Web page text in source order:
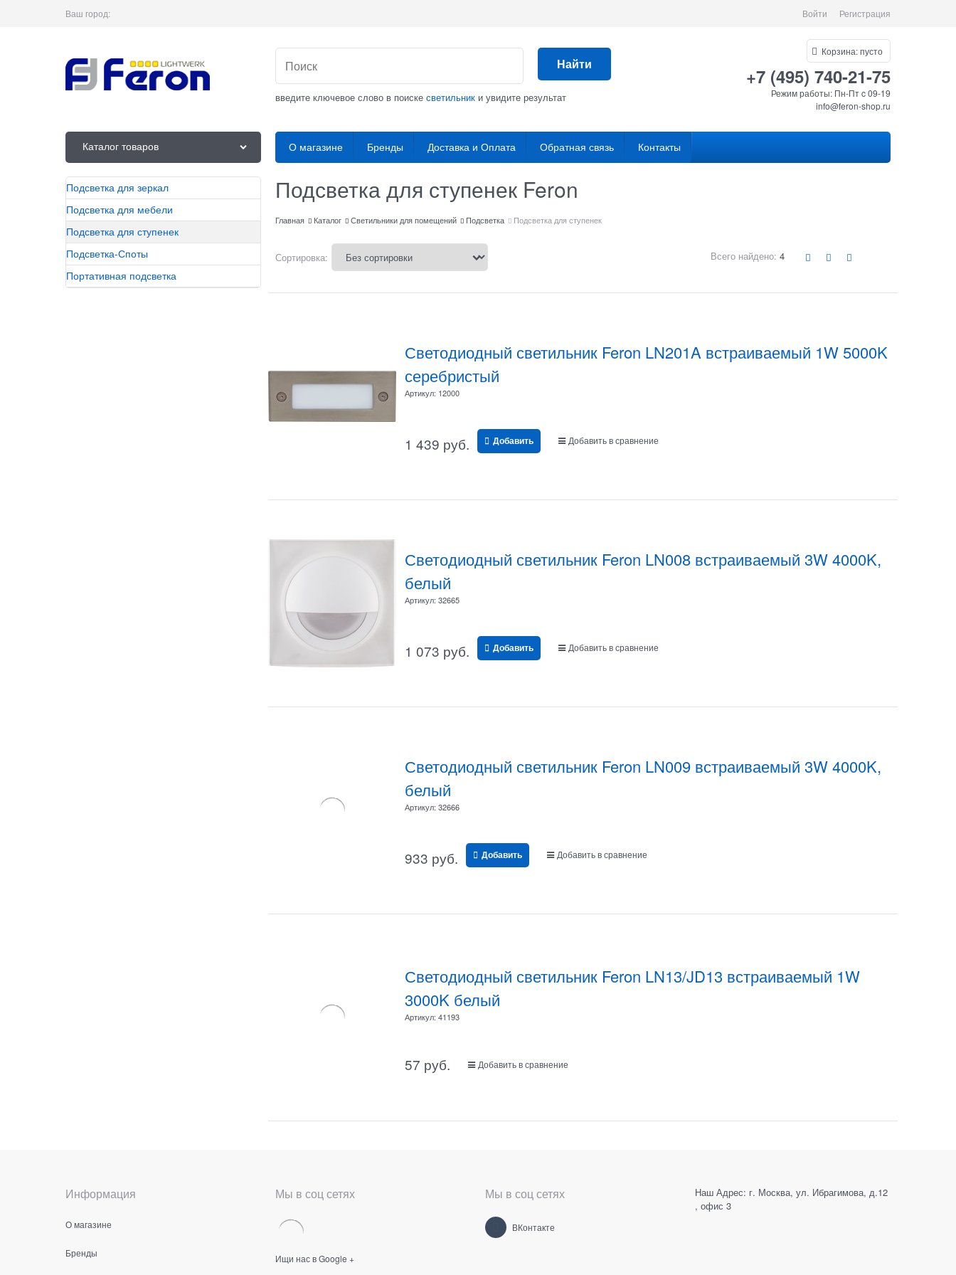
Ваш город: Войти Регистрация
Найти
введите ключевое слово в поиске светильник и увидите результат
Корзина:пусто
+7 (495) 740-21-75
Режим работы: Пн-Пт c 09-19
info@feron-shop.ru
Каталог товаров О магазине Бренды Доставка и Оплата Обратная связь Контакты
Подсветка для зеркал
Подсветка для мебели
Подсветка для ступенек
Подсветка-Споты
Портативная подсветка
Подсветка для ступенек Feron
Главная Каталог Светильники для помещений Подсветка Подсветка для ступенек
Сортировка: Всего найдено: 4
Светодиодный светильник Feron LN201A встраиваемый 1W 5000K
серебристый
Артикул: 12000
1 439 руб. Добавить Добавить в сравнение
Светодиодный светильник Feron LN008 встраиваемый 3W 4000K,
белый
Артикул: 32665
1 073 руб. Добавить Добавить в сравнение
Светодиодный светильник Feron LN009 встраиваемый 3W 4000K,
белый
Артикул: 32666
933 руб. Добавить Добавить в сравнение
Светодиодный светильник Feron LN13/JD13 встраиваемый 1W
3000K белый
Артикул: 41193
57 руб. Добавить в сравнение
Информация
О магазине
Бренды
Мы в соц сетях
Ищи нас в Google +
Мы в соц сетях
ВКонтакте
Наш Адрес: г. Москва, ул. Ибрагимова, д.12
, офис 3